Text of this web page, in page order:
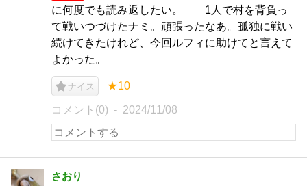
に何度でも読み返したい。 1人で村を背負っ
て戦いつづけたナミ。頑張ったなあ。孤独に戦い
続けてきたけれど、今回ルフィに助けてと言えて
よかった。
ナイス ★10
コメント(0) 2024/11/08
さおり